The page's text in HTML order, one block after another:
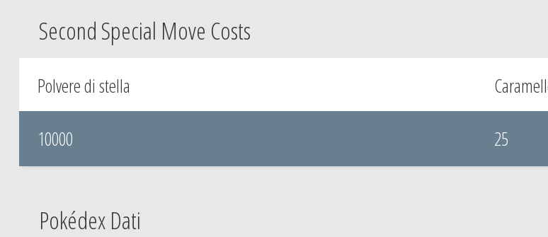
Second Special Move Costs
Polvere di stella
10000 25
Pokédex Dati